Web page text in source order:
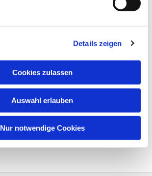
Details zeigen
Cookies zulassen
Auswahl erlauben
Nur notwendige Cookies